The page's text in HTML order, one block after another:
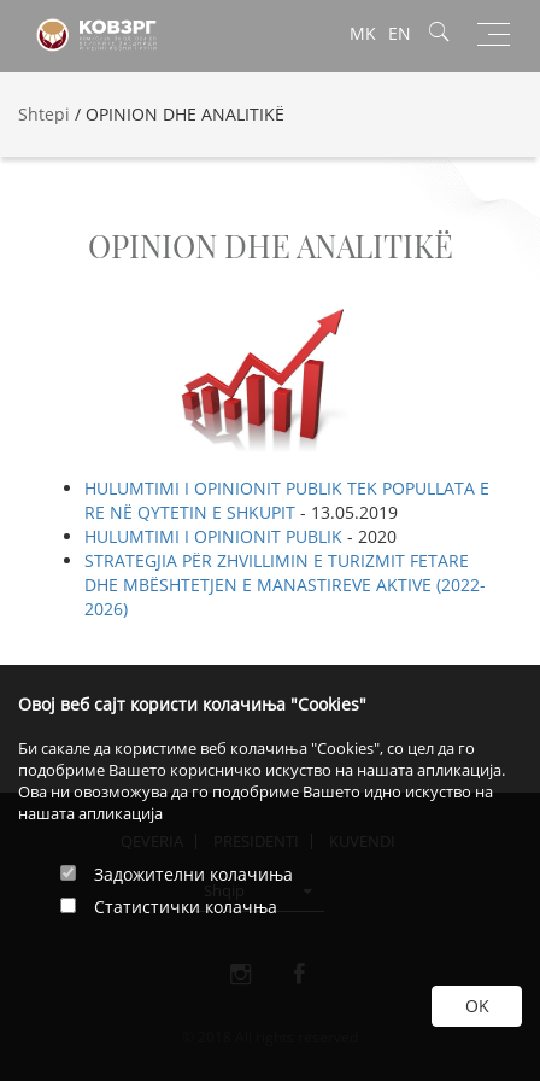
Овој веб сајт користи колачиња "Cookies"
Би сакале да користиме веб колачиња "Cookies", со цел да го
подобриме Вашето корисничко искуство на нашата апликација.
Ова ни овозможува да го подобриме Вашето идно искуство на
нашата апликација
Задожителни колачиња
Статистички колачња
MK EN
Shtepi / OPINION DHE ANALITIKË
OPINION DHE ANALITIKË
HULUMTIMI I OPINIONIT PUBLIK TEK POPULLATA E
RE NË QYTETIN E SHKUPIT - 13.05.2019
HULUMTIMI I OPINIONIT PUBLIK - 2020
STRATEGJIA PËR ZHVILLIMIN E TURIZMIT FETARE
DHE MBËSHTETJEN E MANASTIREVE AKTIVE (2022-
2026)